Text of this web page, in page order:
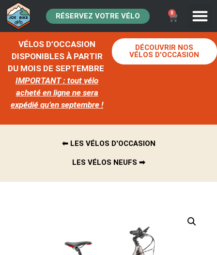
0
RÉSERVEZ VOTRE VÉLO
VÉLOS D’OCCASION
DISPONIBLES À PARTIR
DU MOIS DE SEPTEMBRE
IMPORTANT : tout vélo
acheté en ligne ne sera
expédié qu’en septembre !
DÉCOUVRIR NOS
VÉLOS D'OCCASION
⬅︎ LES VÉLOS D'OCCASION
LES VÉLOS NEUFS ➡︎